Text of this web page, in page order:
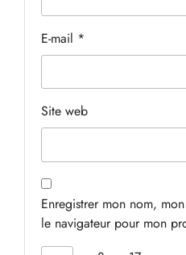
E-mail *
Site web
Enregistrer mon nom,
le navigateur pour mon